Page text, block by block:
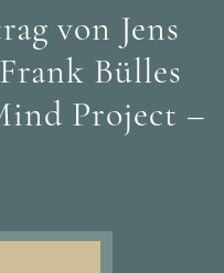
von Jens
Bülles
Project –